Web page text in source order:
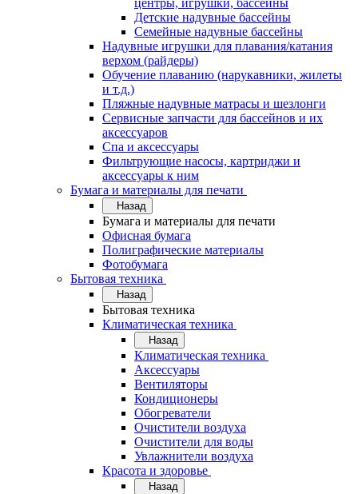
центры, игрушки, бассейны
Детские надувные бассейны
Семейные надувные бассейны
Надувные игрушки для плавания/катания
верхом (райдеры)
Обучение плаванию (нарукавники, жилеты
и т.д.)
Пляжные надувные матрасы и шезлонги
Сервисные запчасти для бассейнов и их
аксессуаров
Спа и аксессуары
Фильтрующие насосы, картриджи и
аксессуары к ним
Бумага и материалы для печати
Назад
Бумага и материалы для печати
Офисная бумага
Полиграфические материалы
Фотобумага
Бытовая техника
Назад
Бытовая техника
Климатическая техника
Назад
Климатическая техника
Аксессуары
Вентиляторы
Кондиционеры
Обогреватели
Очистители воздуха
Очистители для воды
Увлажнители воздуха
Красота и здоровье
Назад